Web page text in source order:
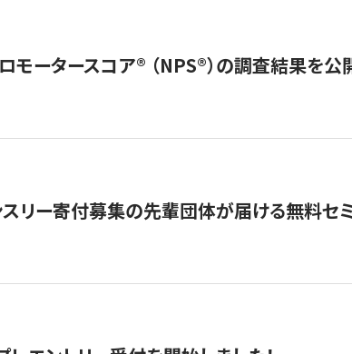
モータースコア®︎ （NPS®︎）の調査結果を公
スリー寄付募集の先輩団体が届ける無料セ